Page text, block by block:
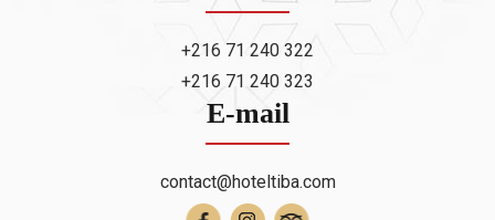
+216 71 240 322
+216 71 240 323
E-mail
contact@hoteltiba.com